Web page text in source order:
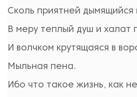
Сколь приятней дымящийся
В меру теплый душ и халат
И волчком крутящаяся в
Мыльная пена.
Ибо что такое жизнь, как